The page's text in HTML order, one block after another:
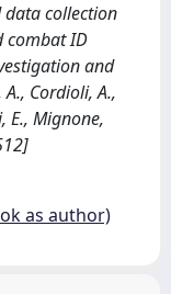
data collection
combat ID
and
Cordioli, A.,
E., Mignone,
as author)